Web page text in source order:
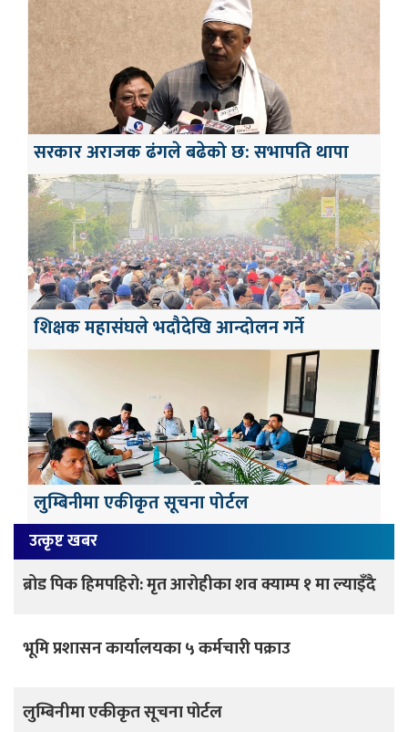
सरकार अराजक ढंगले बढेको छ: सभापति थापा
शिक्षक महासंघले भदौदेखि आन्दोलन गर्ने
लुम्बिनीमा एकीकृत सूचना पोर्टल
उत्कृष्ट खबर
ब्रोड पिक हिमपहिरो: मृत आरोहीका शव क्याम्प १ मा ल्याइँदै
भूमि प्रशासन कार्यालयका ५ कर्मचारी पक्राउ
लुम्बिनीमा एकीकृत सूचना पोर्टल